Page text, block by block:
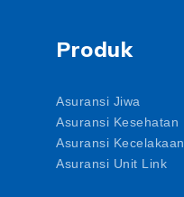
Produk
Asuransi Jiwa
Asuransi Kesehatan
Asuransi Kecelakaan
Asuransi Unit Link